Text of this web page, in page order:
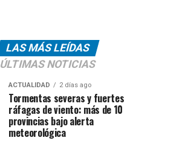
LAS MÁS LEÍDAS
ÚLTIMAS NOTICIAS
ACTUALIDAD 2 días ago
Tormentas severas y fuertes
ráfagas de viento: más de 10
provincias bajo alerta
meteorológica